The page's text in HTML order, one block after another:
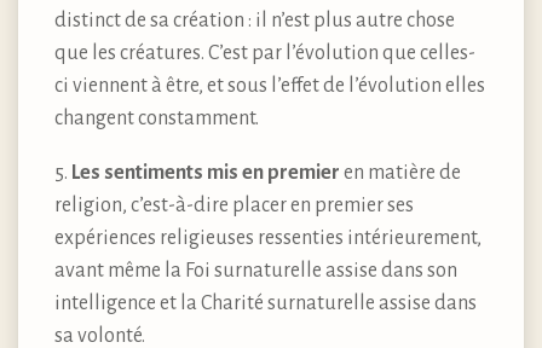
distinct de sa création : il n’est plus autre chose
que les créatures. C’est par l’évolution que celles-
ci viennent à être, et sous l’effet de l’évolution elles
changent constamment.
5. Les sentiments mis en premier en matière de
religion, c’est-à-dire placer en premier ses
expériences religieuses ressenties intérieurement,
avant même la Foi surnaturelle assise dans son
intelligence et la Charité surnaturelle assise dans
sa volonté.